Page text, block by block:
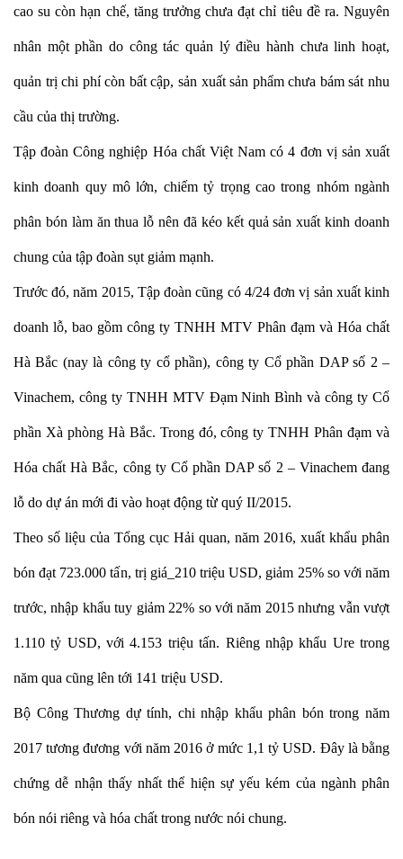
cao su còn hạn chế, tăng trưởng chưa đạt chỉ tiêu đề ra. Nguyên
nhân một phần do công tác quản lý điều hành chưa linh hoạt,
quản trị chi phí còn bất cập, sản xuất sản phẩm chưa bám sát nhu
cầu của thị trường.
Tập đoàn Công nghiệp Hóa chất Việt Nam có 4 đơn vị sản xuất
kinh doanh quy mô lớn, chiếm tỷ trọng cao trong nhóm ngành
phân bón làm ăn thua lỗ nên đã kéo kết quả sản xuất kinh doanh
chung của tập đoàn sụt giảm mạnh.
Trước đó, năm 2015, Tập đoàn cũng có 4/24 đơn vị sản xuất kinh
doanh lỗ, bao gồm công ty TNHH MTV Phân đạm và Hóa chất
Hà Bắc (nay là công ty cổ phần), công ty Cổ phần DAP số 2 –
Vinachem, công ty TNHH MTV Đạm Ninh Bình và công ty Cổ
phần Xà phòng Hà Bắc. Trong đó, công ty TNHH Phân đạm và
Hóa chất Hà Bắc, công ty Cổ phần DAP số 2 – Vinachem đang
lỗ do dự án mới đi vào hoạt động từ quý II/2015.
Theo số liệu của Tổng cục Hải quan, năm 2016, xuất khẩu phân
bón đạt 723.000 tấn, trị giá_210 triệu USD, giảm 25% so với năm
trước, nhập khẩu tuy giảm 22% so với năm 2015 nhưng vẫn vượt
1.110 tỷ USD, với 4.153 triệu tấn. Riêng nhập khẩu Ure trong
năm qua cũng lên tới 141 triệu USD.
Bộ Công Thương dự tính, chi nhập khẩu phân bón trong năm
2017 tương đương với năm 2016 ở mức 1,1 tỷ USD. Đây là bằng
chứng dễ nhận thấy nhất thể hiện sự yếu kém của ngành phân
bón nói riêng và hóa chất trong nước nói chung.